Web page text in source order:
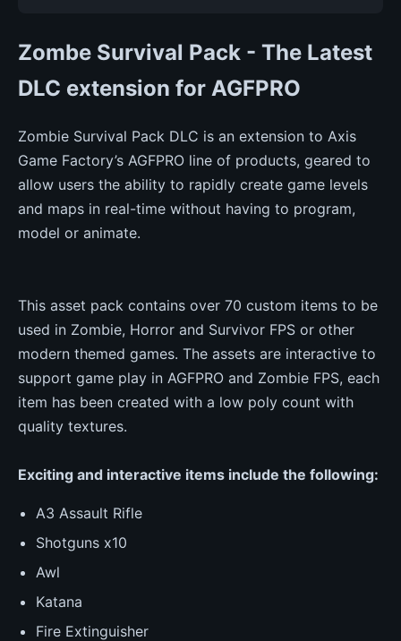
Zombe Survival Pack - The Latest
DLC extension for AGFPRO
Zombie Survival Pack DLC is an extension to Axis
Game Factory’s AGFPRO line of products, geared to
allow users the ability to rapidly create game levels
and maps in real-time without having to program,
model or animate.
This asset pack contains over 70 custom items to be
used in Zombie, Horror and Survivor FPS or other
modern themed games. The assets are interactive to
support game play in AGFPRO and Zombie FPS, each
item has been created with a low poly count with
quality textures.
Exciting and interactive items include the following:
A3 Assault Rifle
Shotguns x10
Awl
Katana
Fire Extinguisher